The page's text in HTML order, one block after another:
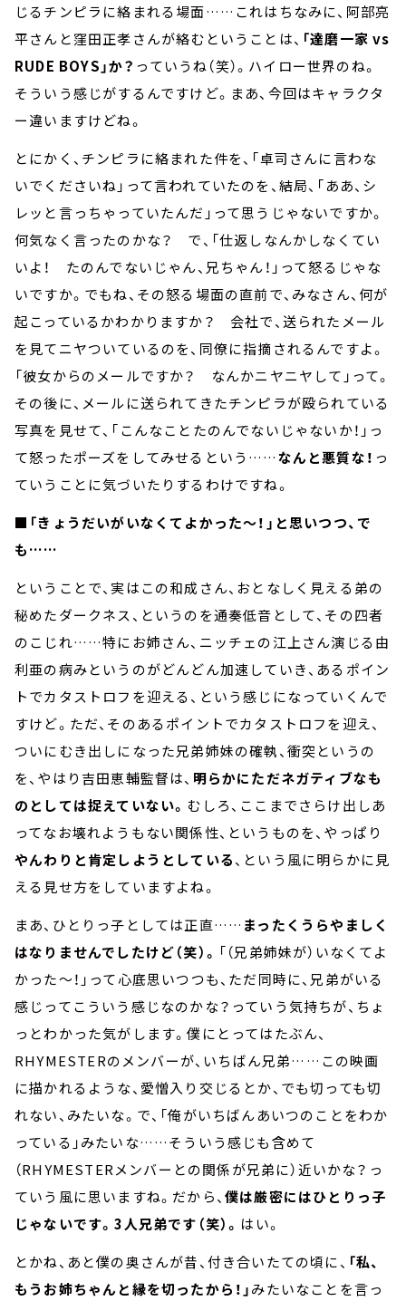
じるチンピラに絡まれる場面……これはちなみに、阿部亮
平さんと窪田正孝さんが絡むということは、 「達磨一家 vs
RUDE BOYS」か？ っていうね（笑）。ハイロー世界のね。
そういう感じがするんですけど。まあ、今回はキャラクタ
ー違いますけどね。
とにかく、チンピラに絡まれた件を、「卓司さんに言わな
いでくださいね」って言われていたのを、結局、「ああ、シ
レッと言っちゃっていたんだ」って思うじゃないですか。
何気なく言ったのかな？ で、「仕返しなんかしなくてい
いよ！ たのんでないじゃん、兄ちゃん！」って怒るじゃな
いですか。でもね、その怒る場面の直前で、みなさん、何が
起こっているかわかりますか？ 会社で、送られたメール
を見てニヤついているのを、同僚に指摘されるんですよ。
「彼女からのメールですか？ なんかニヤニヤして」って。
その後に、メールに送られてきたチンピラが殴られている
写真を見せて、「こんなことたのんでないじゃないか！」っ
て怒ったポーズをしてみせるという……なんと悪質な！ っ
ていうことに気づいたりするわけですね。
■「きょうだいがいなくてよかった～！」と思いつつ、で
も……
ということで、実はこの和成さん、おとなしく見える弟の
秘めたダークネス、というのを通奏低音として、その四者
のこじれ……特にお姉さん、ニッチェの江上さん演じる由
利亜の病みというのがどんどん加速していき、あるポイン
トでカタストロフを迎える、という感じになっていくんで
すけど。ただ、そのあるポイントでカタストロフを迎え、
ついにむき出しになった兄弟姉妹の確執、衝突というの
を、やはり吉田恵輔監督は、 明らかにただネガティブなも
のとしては捉えていない。 むしろ、ここまでさらけ出しあ
ってなお壊れようもない関係性、というものを、やっぱり
やんわりと肯定しようとしている、という風に明らかに見
える見せ方をしていますよね。
まあ、ひとりっ子としては正直…… まったくうらやましく
はなりませんでしたけど（笑）。 「（兄弟姉妹が）いなくてよ
かった～！」って心底思いつつも、ただ同時に、兄弟がいる
感じってこういう感じなのかな？っていう気持ちが、ちょ
っとわかった気がします。僕にとってはたぶん、
RHYMESTERのメンバーが、いちばん兄弟……この映画
に描かれるような、愛憎入り交じるとか、でも切っても切
れない、みたいな。で、「俺がいちばんあいつのことをわか
っている」みたいな……そういう感じも含めて
（RHYMESTERメンバーとの関係が兄弟に）近いかな？っ
ていう風に思いますね。だから、 僕は厳密にはひとりっ子
じゃないです。3人兄弟です（笑）。 はい。
とかね、あと僕の奥さんが昔、付き合いたての頃に、 「私、
もうお姉ちゃんと縁を切ったから！」みたいなことを言っ